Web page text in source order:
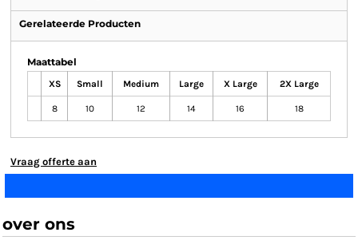
Gerelateerde Producten
Maattabel
XS Small Medium Large X Large 2X Large
8 10 12 14 16 18
Vraag offerte aan
over ons